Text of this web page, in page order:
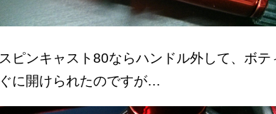
スピンキャスト80ならハンドル外して、ボ
ぐに開けられたのですが…